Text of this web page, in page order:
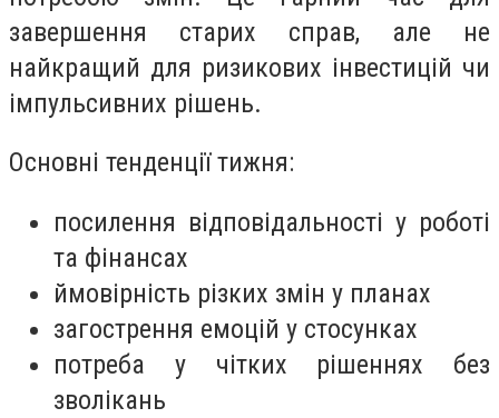
завершення старих справ, але не
найкращий для ризикових інвестицій чи
імпульсивних рішень.
Основні тенденції тижня:
посилення відповідальності у роботі
та фінансах
ймовірність різких змін у планах
загострення емоцій у стосунках
потреба у чітких рішеннях без
зволікань